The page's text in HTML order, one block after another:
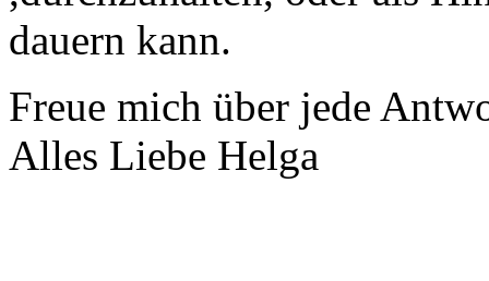
dauern kann.
Freue mich über jede
Alles Liebe Helga